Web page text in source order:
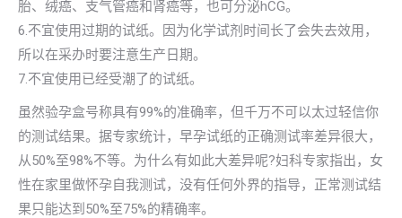
胎、绒癌、支气管癌和肾癌等，也可分泌hCG。
6.不宜使用过期的试纸。因为化学试剂时间长了会失去效用，
所以在采办时要注意生产日期。
7.不宜使用已经受潮了的试纸。
虽然验孕盒号称具有99%的准确率，但千万不可以太过轻信你
的测试结果。据专家统计，早孕试纸的正确测试率差异很大，
从50%至98%不等。为什么有如此大差异呢?妇科专家指出，女
性在家里做怀孕自我测试，没有任何外界的指导，正常测试结
果只能达到50%至75%的精确率。